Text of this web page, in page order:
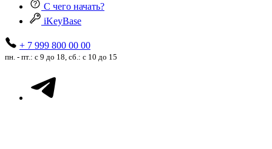
С чего начать?
iKeyBase
+ 7 999 800 00 00
пн. - пт.: с 9 до 18, сб.: с 10 до 15